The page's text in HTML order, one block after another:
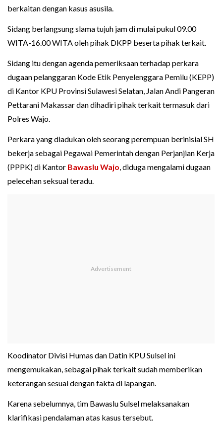
berkaitan dengan kasus asusila.
Sidang berlangsung slama tujuh jam di mulai pukul 09.00
WITA-16.00 WITA oleh pihak DKPP beserta pihak terkait.
Sidang itu dengan agenda pemeriksaan terhadap perkara
dugaan pelanggaran Kode Etik Penyelenggara Pemilu (KEPP)
di Kantor KPU Provinsi Sulawesi Selatan, Jalan Andi Pangeran
Pettarani Makassar dan dihadiri pihak terkait termasuk dari
Polres Wajo.
Perkara yang diadukan oleh seorang perempuan berinisial SH
bekerja sebagai Pegawai Pemerintah dengan Perjanjian Kerja
(PPPK) di Kantor Bawaslu Wajo, diduga mengalami dugaan
pelecehan seksual teradu.
Koodinator Divisi Humas dan Datin KPU Sulsel ini
mengemukakan, sebagai pihak terkait sudah memberikan
keterangan sesuai dengan fakta di lapangan.
Karena sebelumnya, tim Bawaslu Sulsel melaksanakan
klarifikasi pendalaman atas kasus tersebut.